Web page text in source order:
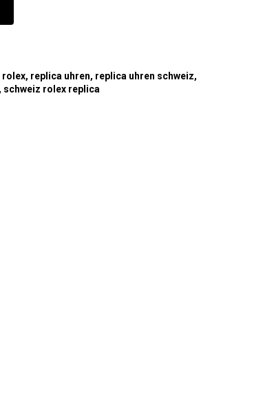
rolex, replica uhren, replica uhren schweiz,
, schweiz rolex replica